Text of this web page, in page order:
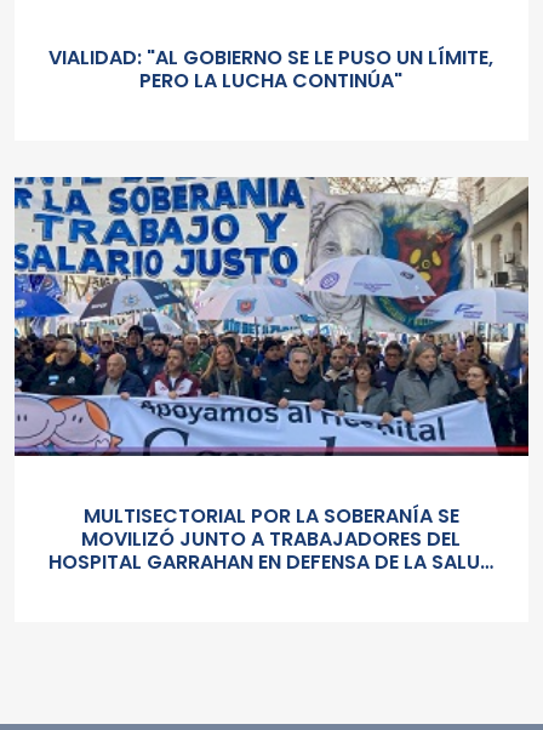
VIALIDAD: "AL GOBIERNO SE LE PUSO UN LÍMITE,
PERO LA LUCHA CONTINÚA"
MULTISECTORIAL POR LA SOBERANÍA SE
MOVILIZÓ JUNTO A TRABAJADORES DEL
HOSPITAL GARRAHAN EN DEFENSA DE LA SALUD